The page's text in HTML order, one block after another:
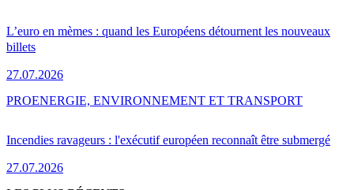
L’euro en mèmes : quand les Européens détournent les nouveaux
billets
27.07.2026
Incendies ravageurs : l'exécutif européen reconnaît être submergé
27.07.2026
PROENERGIE, ENVIRONNEMENT ET TRANSPORT